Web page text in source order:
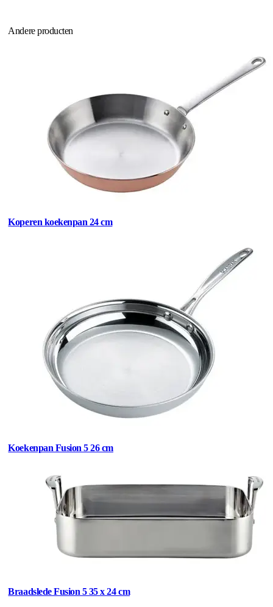
Andere producten
Koperen koekenpan 24 cm
Koekenpan Fusion 5 26 cm
Braadslede Fusion 5 35 x 24 cm